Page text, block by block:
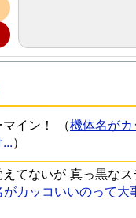
イン！ （機体名が
）
てないが 真っ黒な
がカッコいいのって